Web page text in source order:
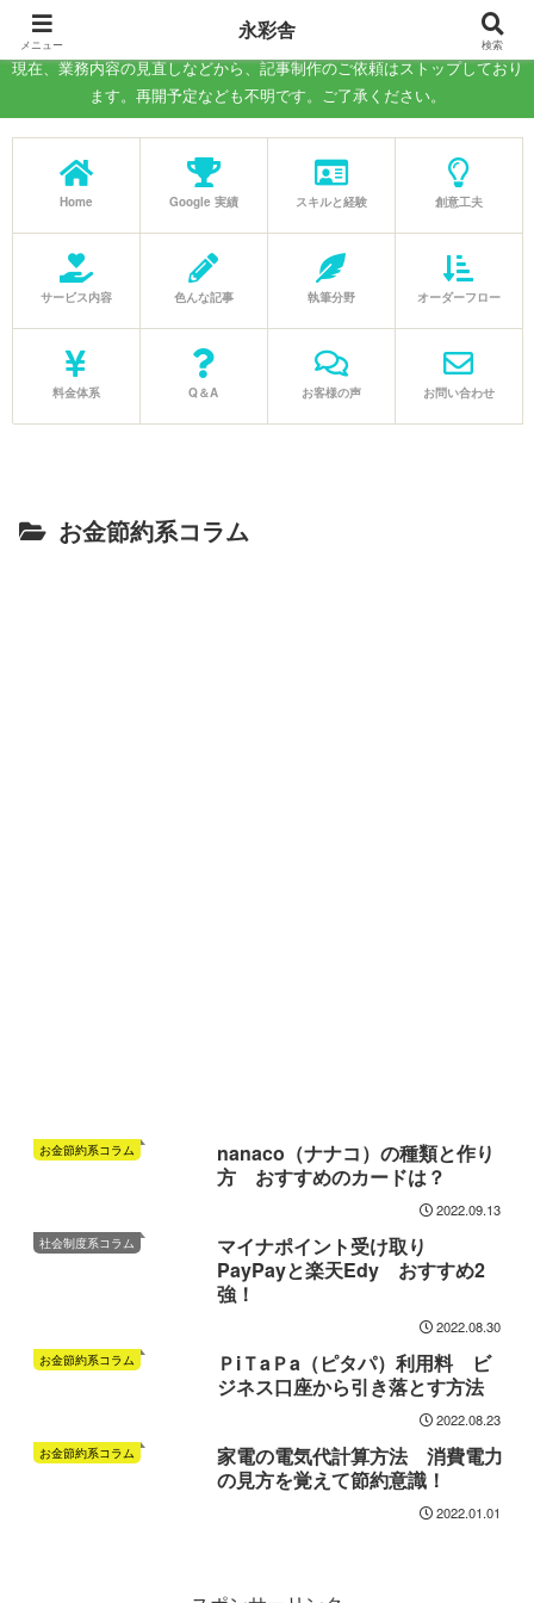
－WEB記事の執筆、コラム制作の代行－
現在、業務内容の見直しなどから、記事制作のご依頼はストップしており
ます。再開予定なども不明です。ご了承ください。
Home Google 実績 スキルと経験 創意工夫
サービス内容 色んな記事 執筆分野 オーダーフロー
料金体系 Q＆A お客様の声 お問い合わせ
お金節約系コラム
お金節約系コラム
nanaco（ナナコ）の種類と作り
方 おすすめのカードは？
2022.09.13
社会制度系コラム
マイナポイント受け取り
PayPayと楽天Edy おすすめ2
強！
2022.08.30
お金節約系コラム
ＰiＴaＰa（ピタパ）利用料 ビ
ジネス口座から引き落とす方法
2022.08.23
お金節約系コラム
家電の電気代計算方法 消費電力
の見方を覚えて節約意識！
2022.01.01
メニュー
永彩舎
検索